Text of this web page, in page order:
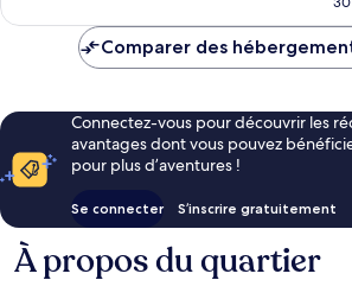
Comparer des
Connectez-vous pour découvrir les
avantages dont vous pouvez
pour plus d’aventures !
Se connecter S’inscrire gratuitement
À propos du quartier